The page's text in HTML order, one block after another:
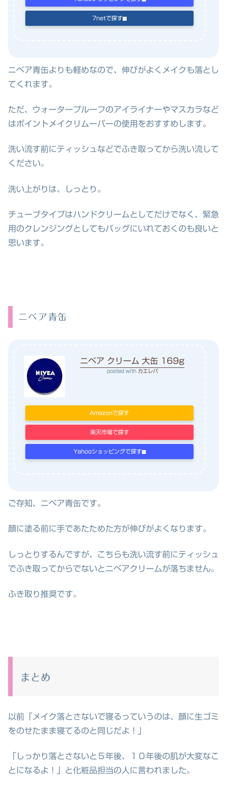
7netで探す
ニベア青缶よりも軽めなので、伸びがよくメイクも落とし
てくれます。
ただ、ウォータープルーフのアイライナーやマスカラなど
はポイントメイクリムーバーの使用をおすすめします。
洗い流す前にティッシュなどでふき取ってから洗い流して
ください。
洗い上がりは、しっとり。
チューブタイプはハンドクリームとしてだけでなく、緊急
用のクレンジングとしてもバッグにいれておくのも良いと
思います。
ニベア青缶
ニベア クリーム 大缶 169g
posted with カエレバ
Amazonで探す
楽天市場で探す
Yahooショッピングで探す
ご存知、ニベア青缶です。
顔に塗る前に手であたためた方が伸びがよくなります。
しっとりするんですが、こちらも洗い流す前にティッシュ
でふき取ってからでないとニベアクリームが落ちません。
ふき取り推奨です。
まとめ
以前「メイク落とさないで寝るっていうのは、顔に生ゴミ
をのせたまま寝てるのと同じだよ！」
「しっかり落とさないと５年後、１０年後の肌が大変なこ
とになるよ！」と化粧品担当の人に言われました。